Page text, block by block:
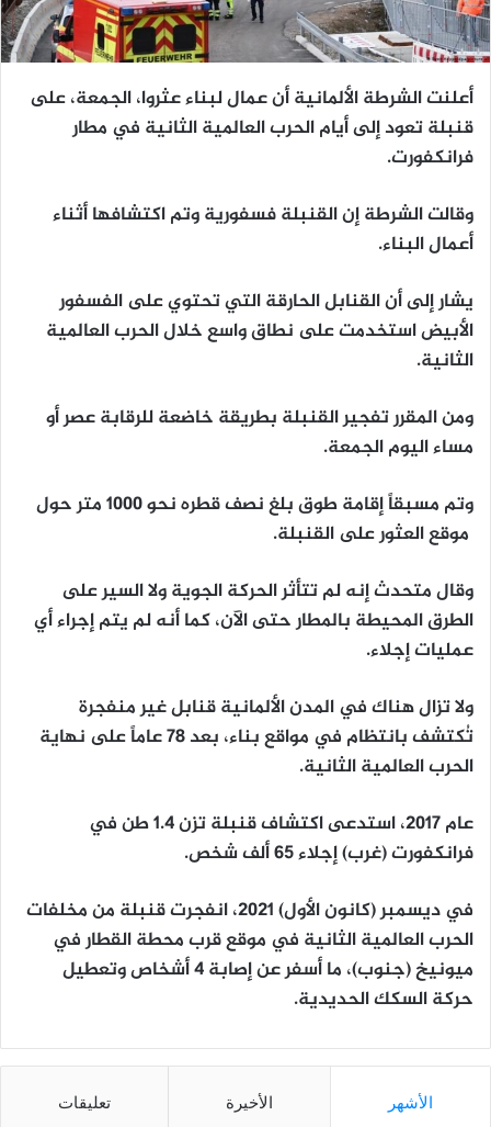
أعلنت الشرطة الألمانية أن عمال لبناء عثروا، الجمعة، على
قنبلة تعود إلى أيام الحرب العالمية الثانية في مطار
فرانكفورت.
وقالت الشرطة إن القنبلة فسفورية وتم اكتشافها أثناء
أعمال البناء.
يشار إلى أن القنابل الحارقة التي تحتوي على الفسفور
الأبيض استخدمت على نطاق واسع خلال الحرب العالمية
الثانية.
ومن المقرر تفجير القنبلة بطريقة خاضعة للرقابة عصر أو
مساء اليوم الجمعة.
وتم مسبقاً إقامة طوق بلغ نصف قطره نحو 1000 متر حول
موقع العثور على القنبلة.
وقال متحدث إنه لم تتأثر الحركة الجوية ولا السير على
الطرق المحيطة بالمطار حتى الآن، كما أنه لم يتم إجراء أي
عمليات إجلاء.
ولا تزال هناك في المدن الألمانية قنابل غير منفجرة
تُكتشف بانتظام في مواقع بناء، بعد 78 عاماً على نهاية
الحرب العالمية الثانية.
عام 2017، استدعى اكتشاف قنبلة تزن 1.4 طن في
فرانكفورت (غرب) إجلاء 65 ألف شخص.
في ديسمبر (كانون الأول) 2021، انفجرت قنبلة من مخلفات
الحرب العالمية الثانية في موقع قرب محطة القطار في
ميونيخ (جنوب)، ما أسفر عن إصابة 4 أشخاص وتعطيل
حركة السكك الحديدية.
الأشهر الأخيرة تعليقات